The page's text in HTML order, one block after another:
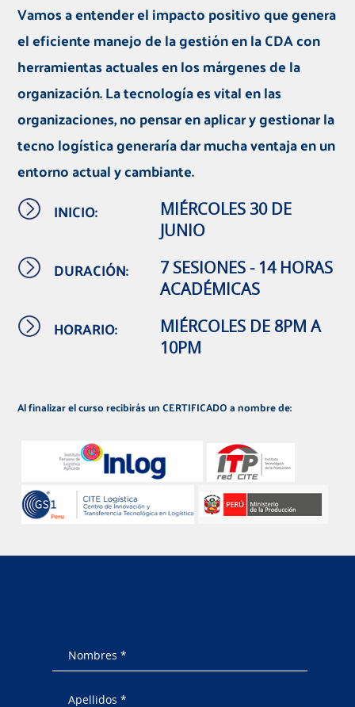
Vamos a entender el impacto positivo que genera
el eficiente manejo de la gestión en la CDA con
herramientas actuales en los márgenes de la
organización.La tecnología es vital en las
organizaciones, no pensar en aplicar y gestionar la
tecno logística generaría dar mucha ventaja en un
entorno actual y cambiante.
INICIO:
MIÉRCOLES 30 DE
JUNIO
DURACIÓN:
7 SESIONES - 14 HORAS
ACADÉMICAS
HORARIO:
MIÉRCOLES DE 8PM A
10PM
Al finalizar el curso recibirás un CERTIFICADO a nombre de: